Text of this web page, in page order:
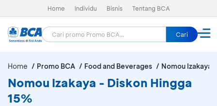
Home Individu Bisnis Tentang BCA
Cari
Home Promo BCA Food and Beverages Nomou Izakaya
Nomou Izakaya - Diskon Hingga
15%